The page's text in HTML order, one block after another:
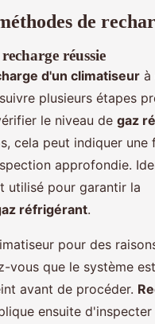
de
réussie
d'un climatiseur à
plusieurs étapes
le niveau de gaz
cela peut indiquer une
approfondie.
utilisé pour garantir la
réfrigérant.
pour des
vous que le système est
avant de procéder.
ensuite